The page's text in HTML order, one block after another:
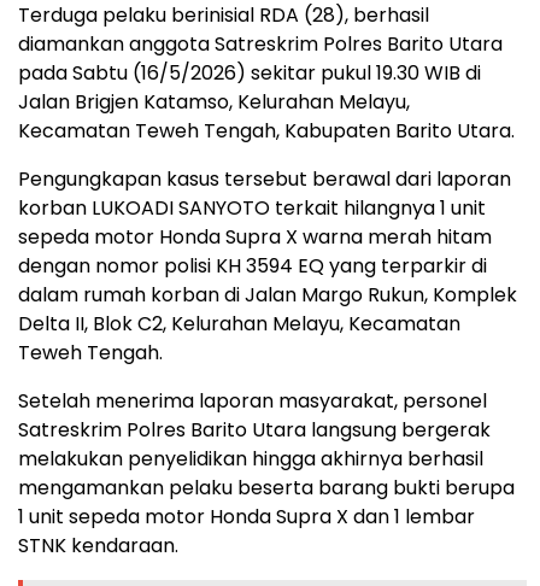
Terduga pelaku berinisial RDA (28), berhasil
diamankan anggota Satreskrim Polres Barito Utara
pada Sabtu (16/5/2026) sekitar pukul 19.30 WIB di
Jalan Brigjen Katamso, Kelurahan Melayu,
Kecamatan Teweh Tengah, Kabupaten Barito Utara.
Pengungkapan kasus tersebut berawal dari laporan
korban LUKOADI SANYOTO terkait hilangnya 1 unit
sepeda motor Honda Supra X warna merah hitam
dengan nomor polisi KH 3594 EQ yang terparkir di
dalam rumah korban di Jalan Margo Rukun, Komplek
Delta II, Blok C2, Kelurahan Melayu, Kecamatan
Teweh Tengah.
Setelah menerima laporan masyarakat, personel
Satreskrim Polres Barito Utara langsung bergerak
melakukan penyelidikan hingga akhirnya berhasil
mengamankan pelaku beserta barang bukti berupa
1 unit sepeda motor Honda Supra X dan 1 lembar
STNK kendaraan.